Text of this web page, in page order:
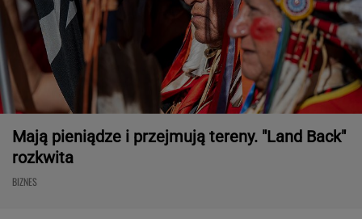
Mają pieniądze i przejmują tereny. "Land Back"
rozkwita
BIZNES